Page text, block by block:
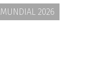
MUNDIAL 2026